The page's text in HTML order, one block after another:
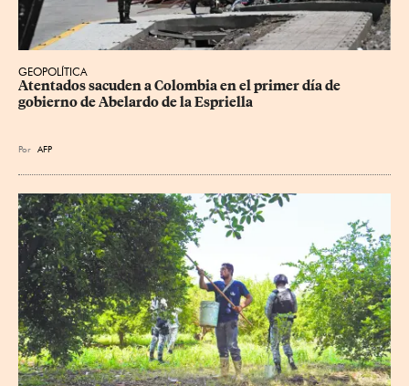
GEOPOLÍTICA
Atentados sacuden a Colombia en el primer día de
gobierno de Abelardo de la Espriella
Por AFP